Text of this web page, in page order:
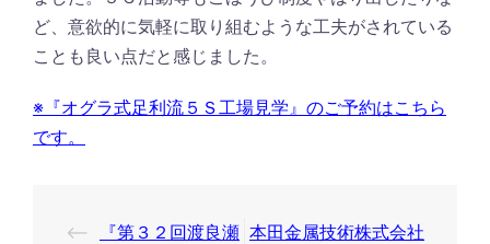
ど、意欲的に気軽に取り組むような工夫がされている
ことも良い点だと感じました。
※『オグラ式足利流５Ｓ工場見学』のご予約はこちら
です。
投
⟵
『第３２回渡良瀬 本田金属技術株式会社